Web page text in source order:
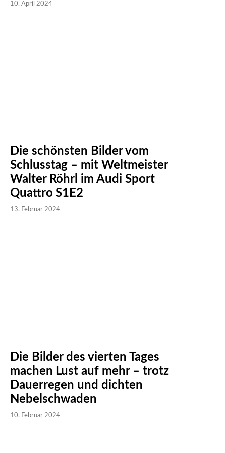
10. April 2024
Die schönsten Bilder vom
Schlusstag – mit Weltmeister
Walter Röhrl im Audi Sport
Quattro S1E2
13. Februar 2024
Die Bilder des vierten Tages
machen Lust auf mehr – trotz
Dauerregen und dichten
Nebelschwaden
10. Februar 2024